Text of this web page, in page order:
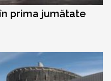
prima jumătate